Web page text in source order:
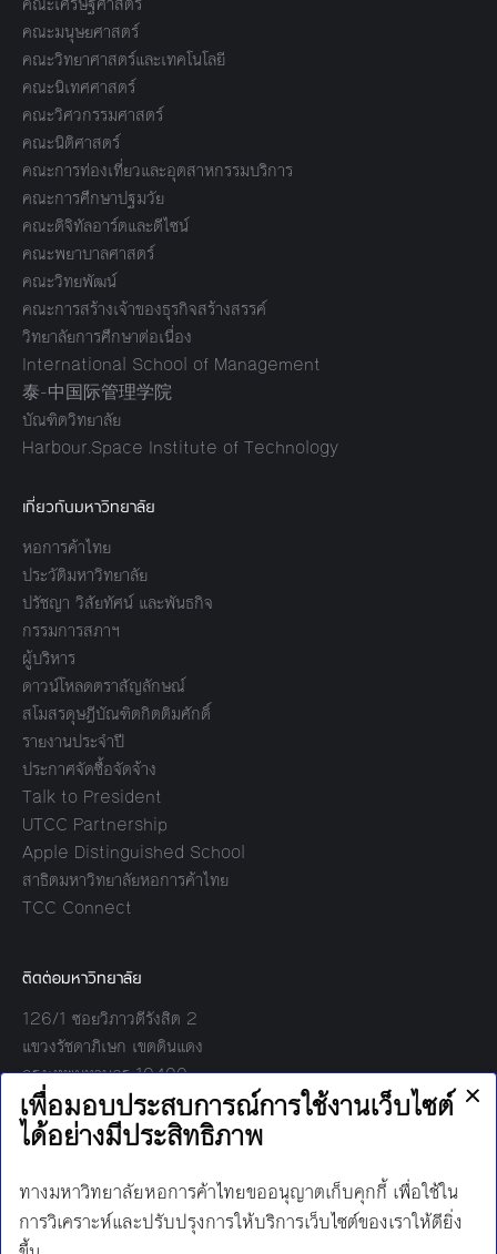
คณะมนุษยศาสตร์
คณะวิทยาศาสตร์และเทคโนโลยี
คณะนิเทศศาสตร์
คณะวิศวกรรมศาสตร์
คณะนิติศาสตร์
คณะการท่องเที่ยวและอุตสาหกรรมบริการ
คณะการศึกษาปฐมวัย
คณะดิจิทัลอาร์ตและดีไซน์
คณะพยาบาลศาสตร์
คณะวิทยพัฒน์
คณะการสร้างเจ้าของธุรกิจสร้างสรรค์
วิทยาลัยการศึกษาต่อเนื่อง
International School of Management
泰-中国际管理学院
บัณฑิตวิทยาลัย
Harbour.Space Institute of Technology
เกี่ยวกับมหาวิทยาลัย
หอการค้าไทย
ประวัติมหาวิทยาลัย
ปรัชญา วิสัยทัศน์ และพันธกิจ
กรรมการสภาฯ
ผู้บริหาร
ดาวน์โหลดตราสัญลักษณ์
สโมสรดุษฎีบัณฑิตกิตติมศักดิ์
รายงานประจำปี
ประกาศจัดซื้อจัดจ้าง
Talk to President
UTCC Partnership
Apple Distinguished School
สาธิตมหาวิทยาลัยหอการค้าไทย
TCC Connect
ติดต่อมหาวิทยาลัย
126/1 ซอยวิภาวดีรังสิต 2
แขวงรัชดาภิเษก เขตดินแดง
กรุงเทพมหานคร 10400
โทร:
02-697-6000
เวลาทำการ:
8.30 - 17.00